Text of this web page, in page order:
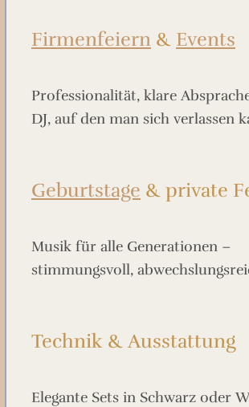
Firmenfeiern & Events
Professionalität, klare
DJ, auf den man sich verlassen
Geburtstage & private
Musik für alle Generationen –
stimmungsvoll,
Technik & Ausstattung
Elegante Sets in Schwarz oder